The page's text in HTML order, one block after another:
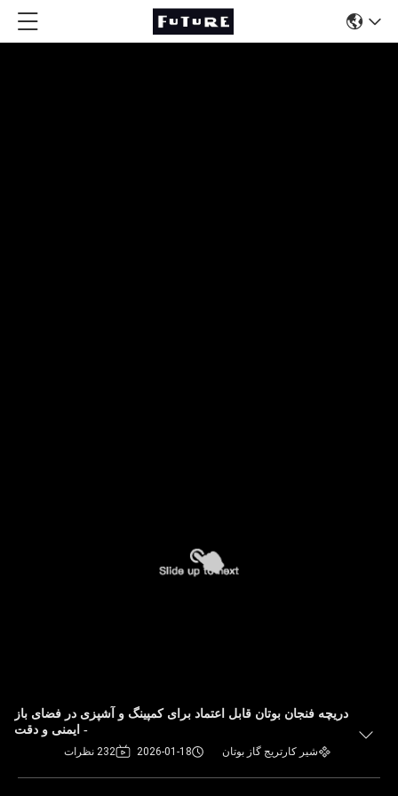
دریچه فنجان بوتان قابل اعتماد برای کمپینگ و آشپزی در فضای باز
- ایمنی و دقت
شیر کارتریج گاز بوتان 2026-01-18 232 نظرات